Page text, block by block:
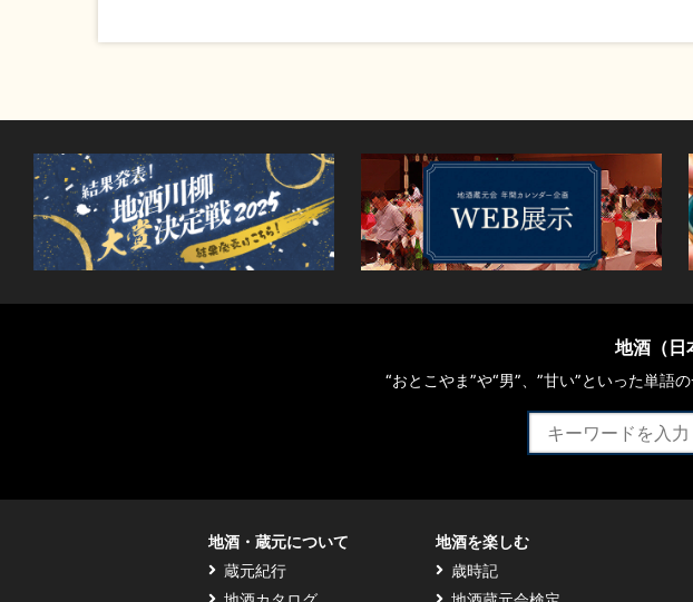
地酒（日
“おとこやま”や“男”、”甘い”といった単語
地酒・蔵元について
蔵元紀行
地酒を楽しむ
歳時記